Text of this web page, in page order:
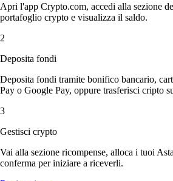
Apri l'app Crypto.com, accedi alla sezione
portafoglio crypto e visualizza il saldo.
2
Deposita fondi
Deposita fondi tramite bonifico bancario,
Pay o Google Pay, oppure trasferisci cripto
3
Gestisci crypto
Vai alla sezione ricompense, alloca i tuoi
conferma per iniziare a riceverli.